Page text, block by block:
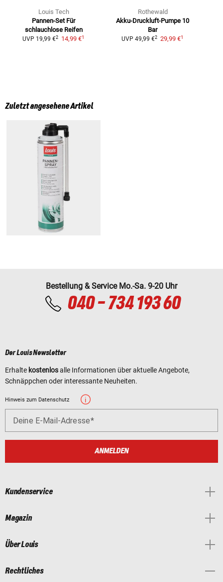
Louis Tech
Pannen-Set Für
schlauchlose Reifen
UVP 19,99 €2 14,99 €1
Rothewald
Akku-Druckluft-Pumpe 10
Bar
UVP 49,99 €2 29,99 €1
Zuletzt angesehene Artikel
Bestellung & Service Mo.-Sa. 9-20 Uhr
040 - 734 193 60
Der Louis Newsletter
Erhalte kostenlosalle Informationen über aktuelle Angebote,
Schnäppchen oder interessante Neuheiten.
Hinweis zum Datenschutz
Deine E-Mail-Adresse
ANMELDEN
Kundenservice
Magazin
Über Louis
Rechtliches